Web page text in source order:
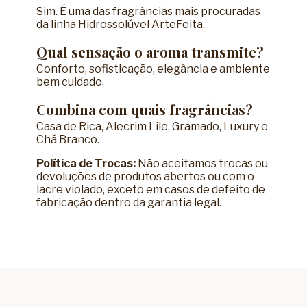
Sim. É uma das fragrâncias mais procuradas
da linha Hidrossolúvel ArteFeita.
Qual sensação o aroma transmite?
Conforto, sofisticação, elegância e ambiente
bem cuidado.
Combina com quais fragrâncias?
Casa de Rica, Alecrim Lile, Gramado, Luxury e
Chá Branco.
Política de Trocas: Não aceitamos trocas ou
devoluções de produtos abertos ou com o
lacre violado, exceto em casos de defeito de
fabricação dentro da garantia legal.